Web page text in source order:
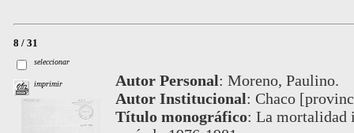
8 / 31
seleccionar
imprimir Autor Personal: Moreno, Paulino.
Autor Institucional: Chaco
Título monográfico: La mortalidad